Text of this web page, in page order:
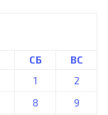
СБ
ВС
1
2
8
9